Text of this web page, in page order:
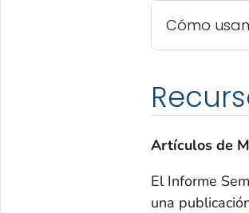
Cómo
Artículos de
El Informe
una